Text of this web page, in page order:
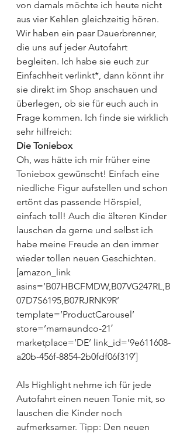
von damals möchte ich heute nicht
aus vier Kehlen gleichzeitig hören.
Wir haben ein paar Dauerbrenner,
die uns auf jeder Autofahrt
begleiten. Ich habe sie euch zur
Einfachheit verlinkt*, dann könnt ihr
sie direkt im Shop anschauen und
überlegen, ob sie für euch auch in
Frage kommen. Ich finde sie wirklich
sehr hilfreich:
Die Toniebox
Oh, was hätte ich mir früher eine
Toniebox gewünscht! Einfach eine
niedliche Figur aufstellen und schon
ertönt das passende Hörspiel,
einfach toll! Auch die älteren Kinder
lauschen da gerne und selbst ich
habe meine Freude an den immer
wieder tollen neuen Geschichten.
[amazon_link
asins=’B07HBCFMDW,B07VG247RL,B
07D7S6195,B07RJRNK9R’
template=’ProductCarousel’
store=’mamaundco-21′
marketplace=’DE’ link_id=’9e611608-
a20b-456f-8854-2b0fdf06f319′]
Als Highlight nehme ich für jede
Autofahrt einen neuen Tonie mit, so
lauschen die Kinder noch
aufmerksamer. Tipp: Den neuen